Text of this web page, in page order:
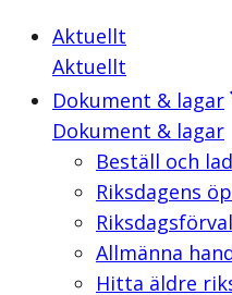
Aktuellt
Aktuellt
Dokument & lagar
Dokument & lagar
Beställ och
Riksdagens
Allmänna
Hitta äldre